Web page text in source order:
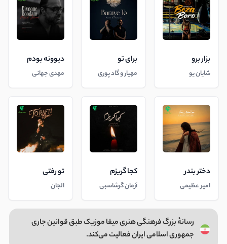
بزار برو
شایان یو
برای تو
مهیار و گاد پوری
دیوونه بودم
مهدی جهانی
دختر بندر
امیر عظیمی
کجا گریزم
آرمان گرشاسبی
تو رفتی
الجان
رسانهٔ بزرگ فرهنگی هنری میفا موزیک طبق قوانین جاری
جمهوری اسلامی ایران فعالیت می‌کند.